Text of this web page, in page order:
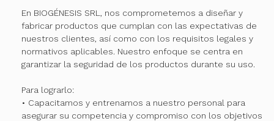
En BIOGÉNESIS SRL, nos comprometemos a diseñar y
fabricar productos que cumplan con las expectativas de
nuestros clientes, así como con los requisitos legales y
normativos aplicables. Nuestro enfoque se centra en
garantizar la seguridad de los productos durante su uso.
Para lograrlo:
• Capacitamos y entrenamos a nuestro personal para
asegurar su competencia y compromiso con los objetivos